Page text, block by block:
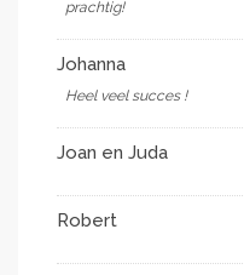
prachtig!
Johanna
Heel veel succes !
Joan en Juda
Robert